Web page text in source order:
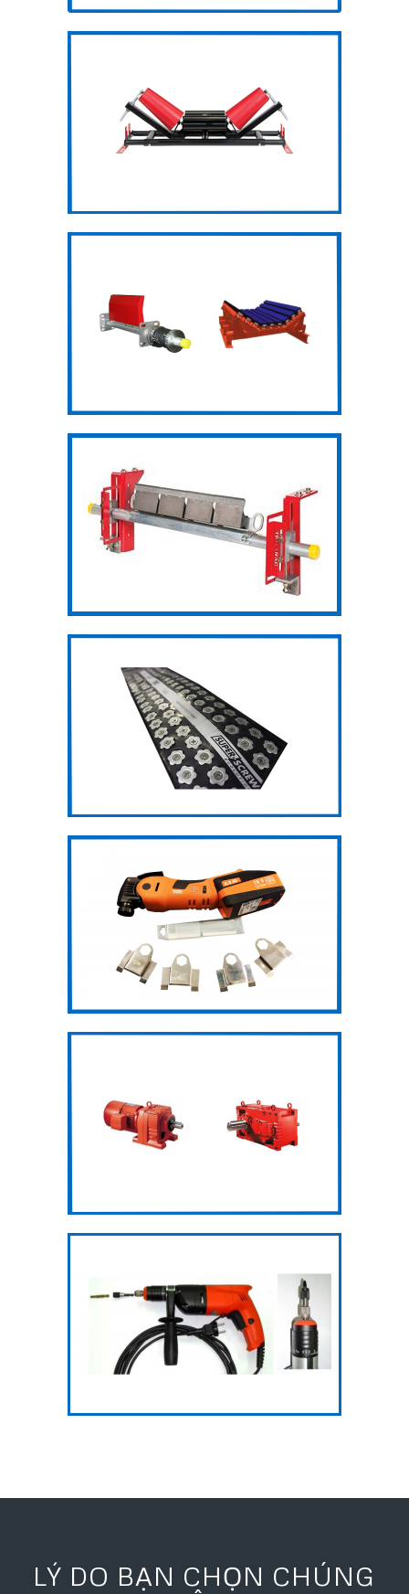
Con lăn Tru –
Trac
Giàn giảm
chấn
Gạt làm sạch
băng
Mối nối Super
Screw
Máy bóc cao su
Động cơ, hộp
Súng bắn vít
LÝ DO BẠN CHỌN CHÚNG